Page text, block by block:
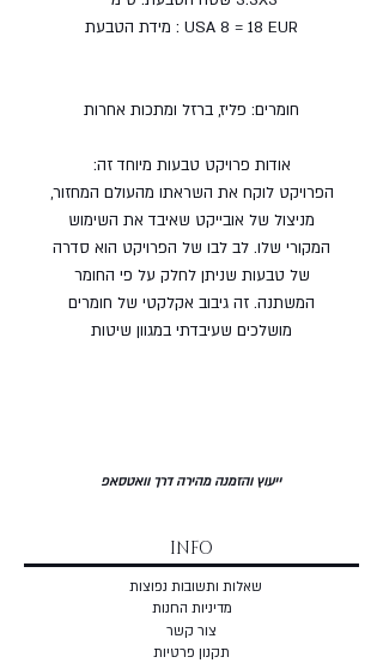
USA 8 = 18 EUR : מידת הטבעת
חומרים: פליז, ברזל ומתכות אחרות
אודות פרויקט טבעות מיוחד זה:
הפרויקט לוקח את השראתו מהעולם המחזור,
מניצול של אובייקט שאיבד את השימוש
המקורי שלו. לב לבו של הפרויקט הוא סדרה
של טבעות שניתן לחלק על פי החומר
המשתנה. זה גיבוב אקלקטי של חומרים
מושלכים שעיבדתי במגוון שיטות
ייעוץ והזמנה מהירה דרך וואטסאפ
INFO
שאלות ותשובות נפוצות
מדיניות החנות
צור קשר
תקנון פרטיות